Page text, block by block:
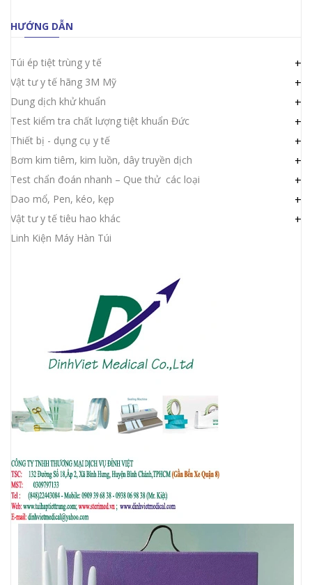
HƯỚNG DẪN
Túi ép tiệt trùng y tế +
Vật tư y tế hãng 3M Mỹ +
Dung dịch khử khuẩn +
Test kiểm tra chất lượng tiệt khuẩn Đức +
Thiết bị - dụng cụ y tế +
Bơm kim tiêm, kim luồn, dây truyền dịch +
Test chẩn đoán nhanh – Que thử các loại +
Dao mổ, Pen, kéo, kẹp +
Vật tư y tế tiêu hao khác +
Linh Kiện Máy Hàn Túi